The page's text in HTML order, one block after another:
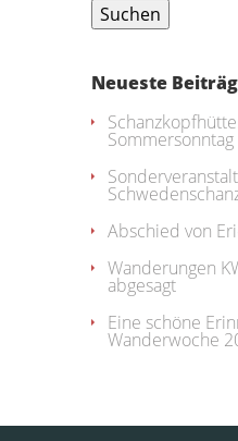
Neueste
Abschied von
Wanderungen
abgesagt
Eine schöne
Wanderwoche